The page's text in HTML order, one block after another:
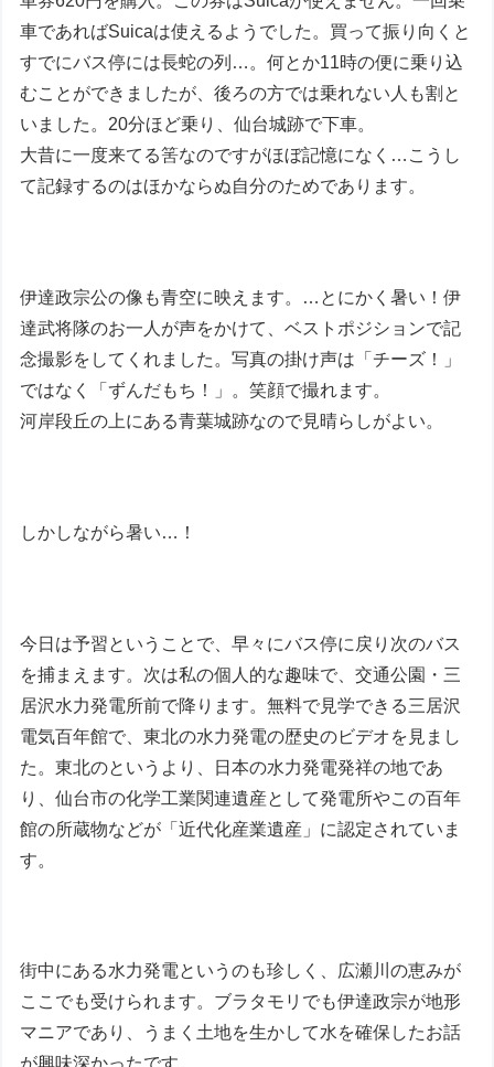
車であればSuicaは使えるようでした。買って振り向くと
すでにバス停には長蛇の列…。何とか11時の便に乗り込
むことができましたが、後ろの方では乗れない人も割と
いました。20分ほど乗り、仙台城跡で下車。
大昔に一度来てる筈なのですがほぼ記憶になく…こうし
て記録するのはほかならぬ自分のためであります。
伊達政宗公の像も青空に映えます。…とにかく暑い！伊
達武将隊のお一人が声をかけて、ベストポジションで記
念撮影をしてくれました。写真の掛け声は「チーズ！」
ではなく「ずんだもち！」。笑顔で撮れます。
河岸段丘の上にある青葉城跡なので見晴らしがよい。
しかしながら暑い…！
今日は予習ということで、早々にバス停に戻り次のバス
を捕まえます。次は私の個人的な趣味で、交通公園・三
居沢水力発電所前で降ります。無料で見学できる三居沢
電気百年館で、東北の水力発電の歴史のビデオを見まし
た。東北のというより、日本の水力発電発祥の地であ
り、仙台市の化学工業関連遺産として発電所やこの百年
館の所蔵物などが「近代化産業遺産」に認定されていま
す。
街中にある水力発電というのも珍しく、広瀬川の恵みが
ここでも受けられます。ブラタモリでも伊達政宗が地形
マニアであり、うまく土地を生かして水を確保したお話